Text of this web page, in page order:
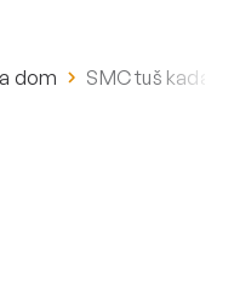
dom SMC tuš kada